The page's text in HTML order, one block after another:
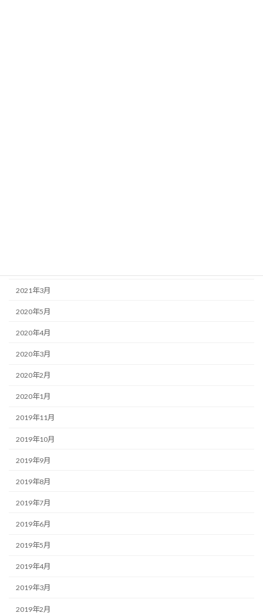
2021年3月
2020年5月
2020年4月
2020年3月
2020年2月
2020年1月
2019年11月
2019年10月
2019年9月
2019年8月
2019年7月
2019年6月
2019年5月
2019年4月
2019年3月
2019年2月